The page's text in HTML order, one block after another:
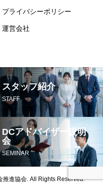
プライバシーポリシー
運営会社
スタッフ紹介
STAFF
DCアドバイザー説明
会
SEMINAR
進協会. All Rights Reserved.